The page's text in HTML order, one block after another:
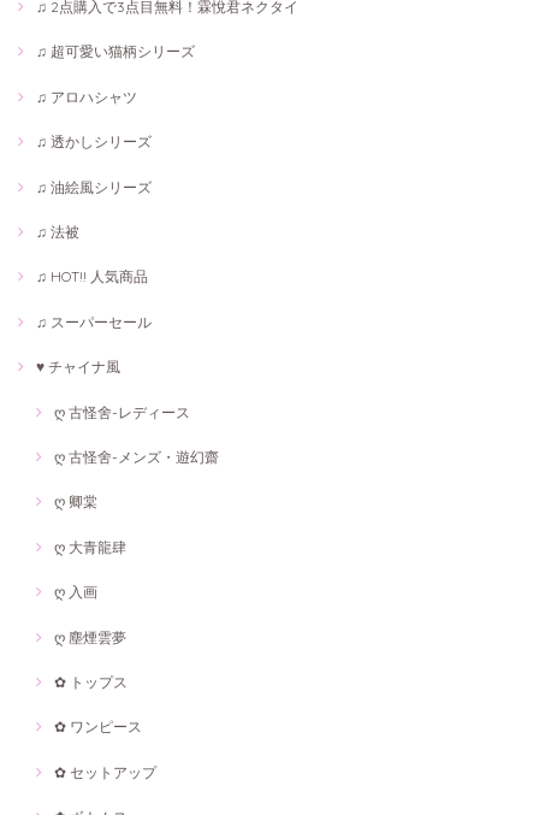
♫ 2点購入で3点目無料！霖悅君ネクタイ
♫ 超可愛い猫柄シリーズ
♫ アロハシャツ
♫ 透かしシリーズ
♫ 油絵風シリーズ
♫ 法被
♫ HOT!! 人気商品
♫ スーパーセール
♥ チャイナ風
ღ 古怪舍-レディース
ღ 古怪舍-メンズ・遊幻齋
ღ 卿棠
ღ 大青龍肆
ღ 入画
ღ 塵煙雲夢
✿ トップス
✿ ワンピース
✿ セットアップ